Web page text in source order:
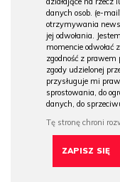
danych osob. (e-
otrzymywania
jej odwołania.
momencie odwołać
zgodność z
zgody udzielonej
przysługuje mi
sprostowania, do
danych, do